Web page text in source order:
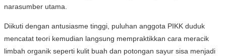
narasumber utama.
Diikuti dengan antusiasme tinggi, puluhan anggota PIKK duduk
mencatat teori kemudian langsung mempraktikkan cara meracik
limbah organik seperti kulit buah dan potongan sayur sisa menjadi